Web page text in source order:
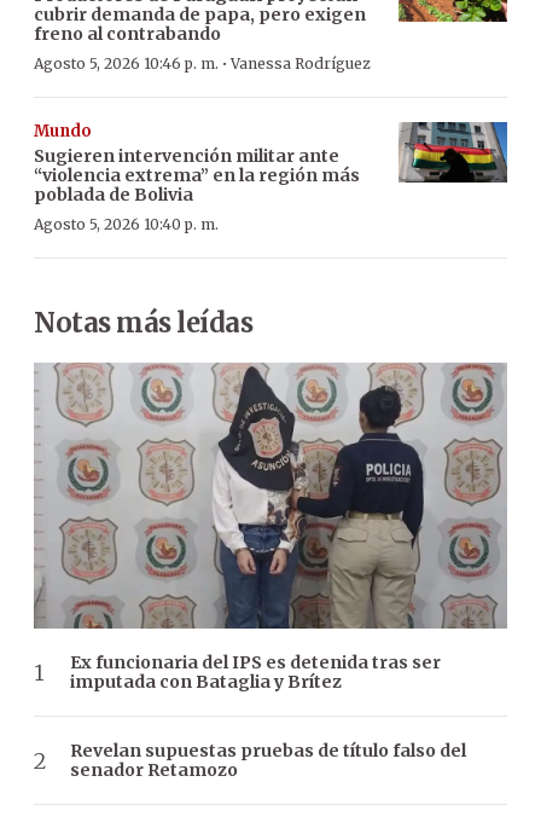
cubrir demanda de papa, pero exigen
freno al contrabando
Agosto 5, 2026 10:46 p. m. ·Vanessa Rodríguez
Mundo
Sugieren intervención militar ante
“violencia extrema” en la región más
poblada de Bolivia
Agosto 5, 2026 10:40 p. m.
Notas más leídas
Ex funcionaria del IPS es detenida tras ser
imputada con Bataglia y Brítez
Revelan supuestas pruebas de título falso del
senador Retamozo